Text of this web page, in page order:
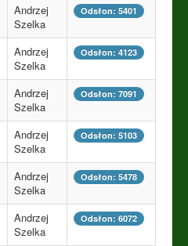
Andrzej
Szelka
Odsłon: 5401
Andrzej
Szelka
Odsłon: 4123
Andrzej
Szelka
Odsłon: 7091
Andrzej
Szelka
Odsłon: 5103
Andrzej
Szelka
Odsłon: 5478
Andrzej
Szelka
Odsłon: 6072